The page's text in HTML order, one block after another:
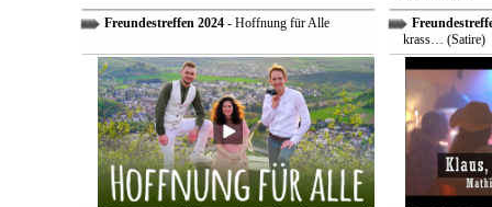
Freundestreffen 2024- Hoffnung für Alle
krass… (Satire)